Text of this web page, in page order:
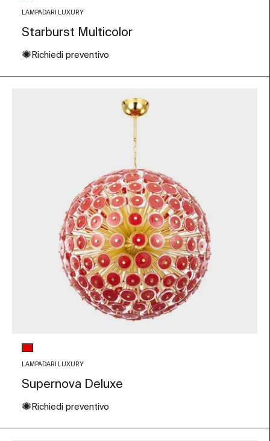
Multicolore
LAMPADARI LUXURY
Starburst Multicolor
✺ Richiedi preventivo
Colore vetro
Rosso
LAMPADARI LUXURY
Supernova Deluxe
✺ Richiedi preventivo